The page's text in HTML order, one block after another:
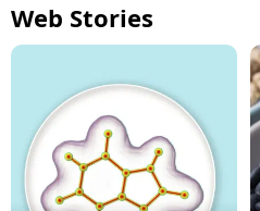
Web Stories